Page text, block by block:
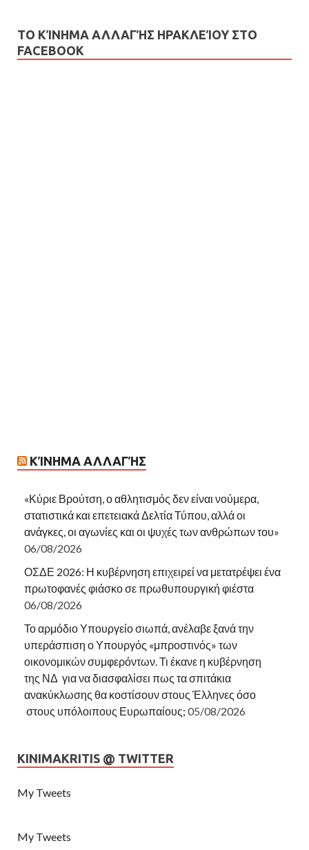
ΤΟ ΚΊΝΗΜΑ ΑΛΛΑΓΉΣ ΗΡΑΚΛΕΊΟΥ ΣΤΟ
FACEBOOK
ΚΊΝΗΜΑ ΑΛΛΑΓΉΣ
«Κύριε Βρούτση, ο αθλητισμός δεν είναι νούμερα,
στατιστικά και επετειακά Δελτία Τύπου, αλλά οι
ανάγκες, οι αγωνίες και οι ψυχές των ανθρώπων του»
06/08/2026
ΟΣΔΕ 2026: Η κυβέρνηση επιχειρεί να μετατρέψει ένα
πρωτοφανές φιάσκο σε πρωθυπουργική φιέστα
06/08/2026
Το αρμόδιο Υπουργείο σιωπά, ανέλαβε ξανά την
υπεράσπιση ο Υπουργός «μπροστινός» των
οικονομικών συμφερόντων. Τι έκανε η κυβέρνηση
της ΝΔ για να διασφαλίσει πως τα σπιτάκια
ανακύκλωσης θα κοστίσουν στους Έλληνες όσο
στους υπόλοιπους Ευρωπαίους; 05/08/2026
KINIMAKRITIS @ TWITTER
My Tweets
My Tweets